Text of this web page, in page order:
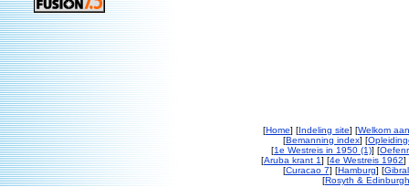
[Home] [Indeling site] [Welkom
[Bemanning index] [
[1e Westreis in 1950 (1)] [
[Aruba krant 1] [4e Westreis 1962]
[Curacao 7] [Hamburg] [
[Rosyth &